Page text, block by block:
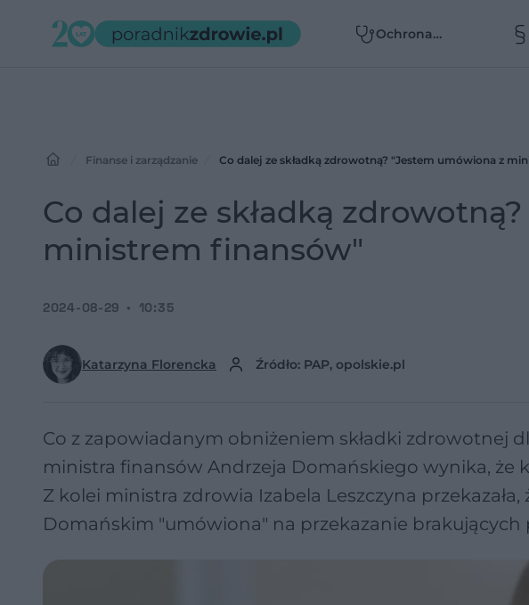
Ochrona
Finanse i zarządzanie Co dalej ze składką zdrowotną? "Jestem umówiona z
Co dalej ze składką
ministrem finansów"
Katarzyna Florencka Źródło: PAP, opolskie.pl
2024-08-29 10:35
Co z zapowiadanym obniżeniem składki zdrowotnej
ministra finansów Andrzeja Domańskiego wynika, że
Z kolei ministra zdrowia Izabela Leszczyna
Domańskim "umówiona" na przekazanie